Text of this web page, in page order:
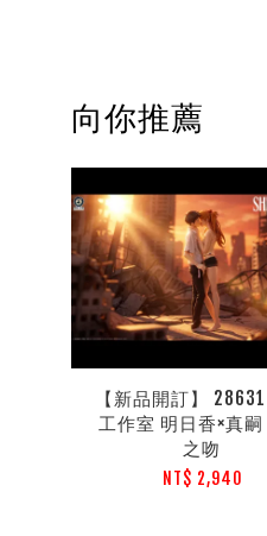
向你推薦
【新品開訂】
工作室 明日香×真
之吻
NT$ 2,940